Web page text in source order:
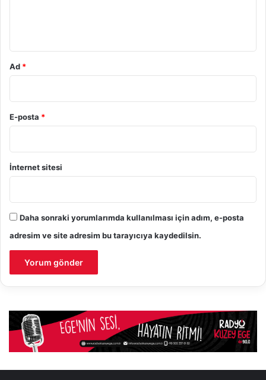
Ad *
E-posta *
İnternet sitesi
Daha sonraki yorumlarımda kullanılması için adım, e-posta
adresim ve site adresim bu tarayıcıya kaydedilsin.